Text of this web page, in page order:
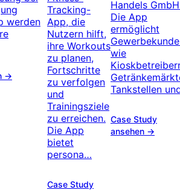
werden
→
Tracking-
App, die
Nutzern hilft,
ihre Workouts
zu planen,
Fortschritte
zu verfolgen
und
Trainingsziele
zu erreichen.
Die App
bietet
persona…
Case Study
Handels
Die App
ermöglicht
wie
Tankstellen
Case Study
ansehen →